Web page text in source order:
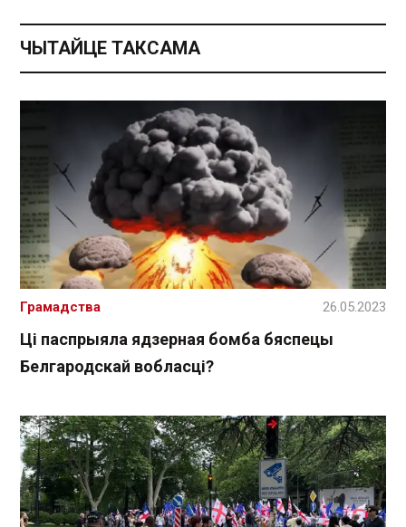
ЧЫТАЙЦЕ ТАКСАМА
Ці паспрыяла ядзерная бомба бяспецы
Белгародскай вобласці?
Грамадства 26.05.2023